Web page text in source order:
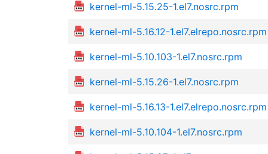
kernel-ml-5.15.25-1.el7.nosrc.rpm
kernel-ml-5.16.12-1.el7.elrepo.nosrc.rpm
kernel-ml-5.10.103-1.el7.nosrc.rpm
kernel-ml-5.15.26-1.el7.nosrc.rpm
kernel-ml-5.16.13-1.el7.elrepo.nosrc.rpm
kernel-ml-5.10.104-1.el7.nosrc.rpm